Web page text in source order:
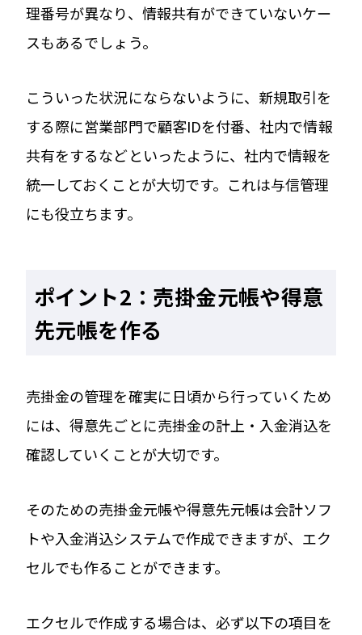
理番号が異なり、情報共有ができていないケー
スもあるでしょう。
こういった状況にならないように、新規取引を
する際に営業部門で顧客IDを付番、社内で情報
共有をするなどといったように、社内で情報を
統一しておくことが大切です。これは与信管理
にも役立ちます。
ポイント2：売掛金元帳や得意
先元帳を作る
売掛金の管理を確実に日頃から行っていくため
には、得意先ごとに売掛金の計上・入金消込を
確認していくことが大切です。
そのための売掛金元帳や得意先元帳は会計ソフ
トや入金消込システムで作成できますが、エク
セルでも作ることができます。
エクセルで作成する場合は、必ず以下の項目を